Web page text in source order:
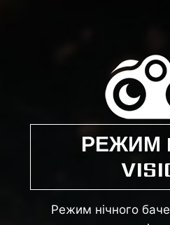
РЕЖИМ
Режим нічного